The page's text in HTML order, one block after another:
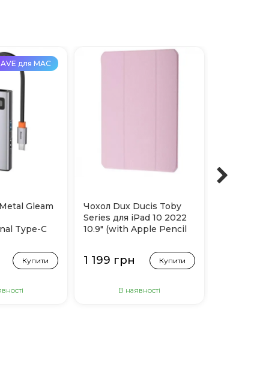
для MAC
Gleam
Type-C
Купити
Чохол Dux Ducis Toby
Series для iPad 10 2022
10.9" (with Apple Pencil
1 199 грн Купити
В наявності